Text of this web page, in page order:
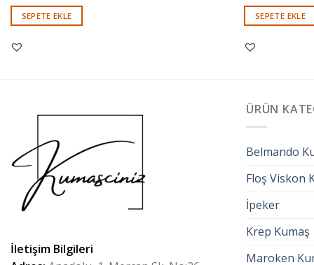
SEPETE EKLE SEPETE EKLE
İletişim Bilgileri
ÜRÜN
Belmando
Floş Viskon
İpeker
Krep Kumaş
Maroken